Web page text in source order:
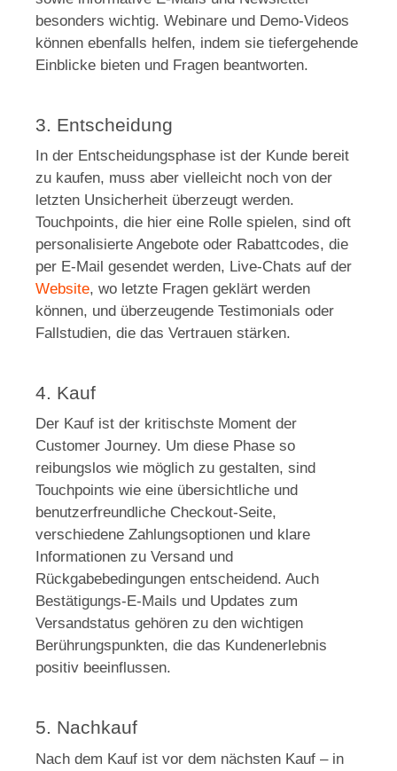
besonders wichtig. Webinare und Demo-Videos
können ebenfalls helfen, indem sie tiefergehende
Einblicke bieten und Fragen beantworten.
3. Entscheidung
In der Entscheidungsphase ist der Kunde bereit
zu kaufen, muss aber vielleicht noch von der
letzten Unsicherheit überzeugt werden.
Touchpoints, die hier eine Rolle spielen, sind oft
personalisierte Angebote oder Rabattcodes, die
per E-Mail gesendet werden, Live-Chats auf der
Website, wo letzte Fragen geklärt werden
können, und überzeugende Testimonials oder
Fallstudien, die das Vertrauen stärken.
4. Kauf
Der Kauf ist der kritischste Moment der
Customer Journey. Um diese Phase so
reibungslos wie möglich zu gestalten, sind
Touchpoints wie eine übersichtliche und
benutzerfreundliche Checkout-Seite,
verschiedene Zahlungsoptionen und klare
Informationen zu Versand und
Rückgabebedingungen entscheidend. Auch
Bestätigungs-E-Mails und Updates zum
Versandstatus gehören zu den wichtigen
Berührungspunkten, die das Kundenerlebnis
positiv beeinflussen.
5. Nachkauf
Nach dem Kauf ist vor dem nächsten Kauf – in